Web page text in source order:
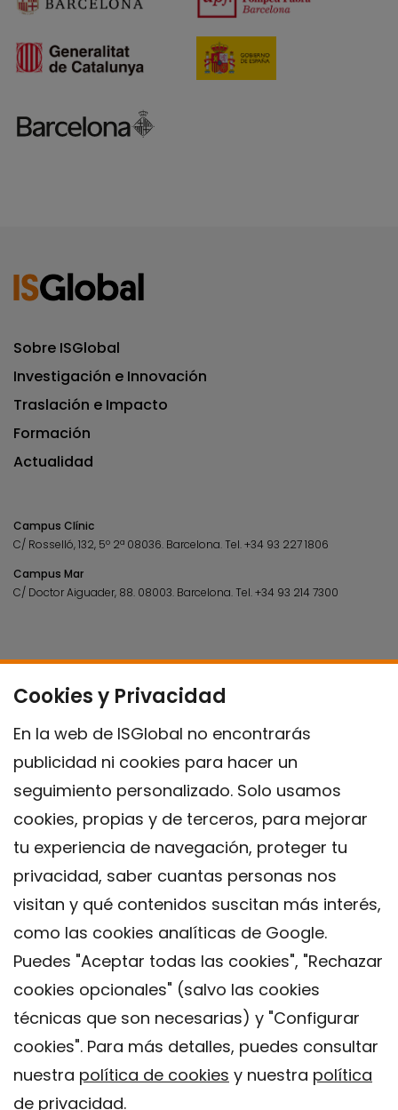
Cookies y Privacidad
En la web de ISGlobal no encontrarás
publicidad ni cookies para hacer un
seguimiento personalizado. Solo usamos
cookies, propias y de terceros, para mejorar
tu experiencia de navegación, proteger tu
privacidad, saber cuantas personas nos
visitan y qué contenidos suscitan más interés,
como las cookies analíticas de Google.
Puedes "Aceptar todas las cookies", "Rechazar
cookies opcionales" (salvo las cookies
técnicas que son necesarias) y "Configurar
cookies". Para más detalles, puedes consultar
nuestra política de cookies y nuestra política
de privacidad.
Sobre ISGlobal
Investigación e Innovación
Traslación e Impacto
Formación
Actualidad
Campus Clínic
C/ Rosselló, 132, 5º 2ª 08036. Barcelona.Tel.+34 93 227 1806
Campus Mar
C/ Doctor Aiguader, 88. 08003. Barcelona.Tel.+34 93 214 7300
Contacto
Política de privacidad